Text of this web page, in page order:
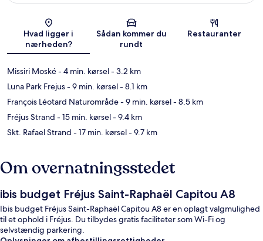
Kort
Hvad ligger i
nærheden?
Sådan kommer du
rundt
Restauranter
Missiri Moské- 4 min. kørsel- 3.2 km
Luna Park Frejus- 9 min. kørsel- 8.1 km
François Léotard Naturområde- 9 min. kørsel- 8.5 km
Fréjus Strand - 15 min. kørsel- 9.4 km
Skt. Rafael Strand - 17 min. kørsel- 9.7 km
Om overnatningsstedet
ibis budget Fréjus Saint-Raphaël Capitou A8
Ibis budget Fréjus Saint-Raphaël Capitou A8 er en oplagt valgmulighed
til et ophold i Fréjus. Du tilbydes gratis faciliteter som Wi-Fi og
selvstændig parkering.